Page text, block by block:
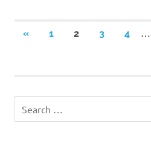
Stronicowanie
«PREVIOUS
1 2 3 4
for: